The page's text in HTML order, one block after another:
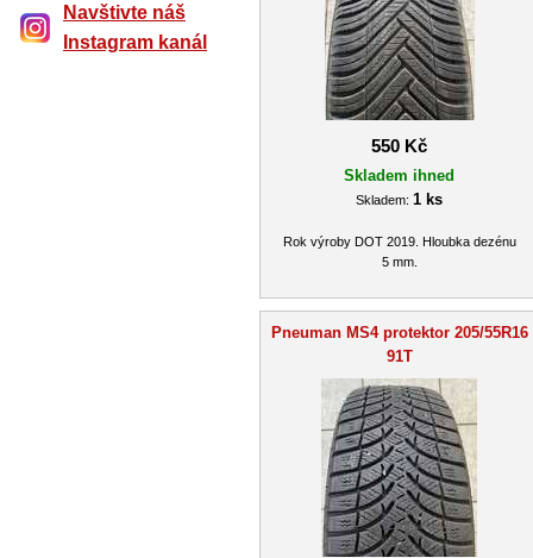
Navštivte náš
Instagram kanál
550 Kč
Skladem ihned
Skladem: 1 ks
Rok výroby DOT 2019. Hloubka dezénu
5 mm.
Pneuman MS4 protektor 205/55R16
91T